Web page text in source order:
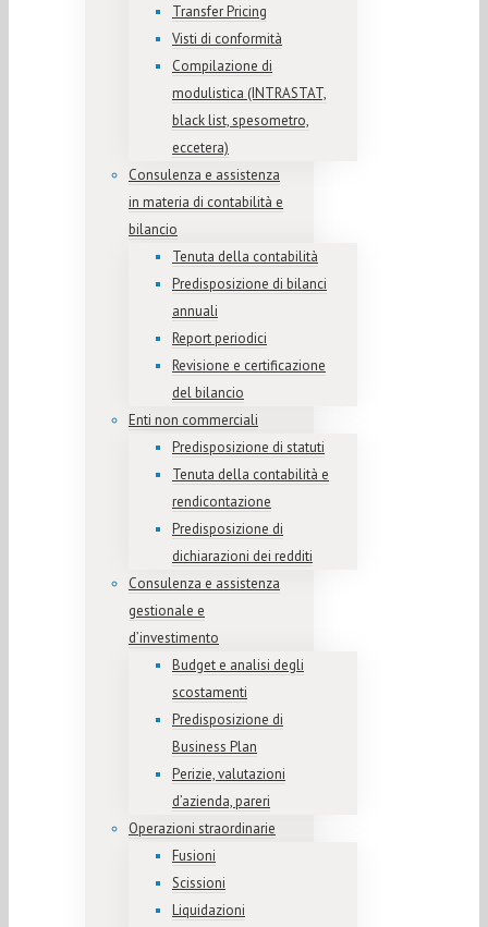
Transfer Pricing
Visti di conformità
Compilazione di
modulistica (INTRASTAT,
black list, spesometro,
eccetera)
Consulenza e assistenza
in materia di contabilità e
bilancio
Tenuta della contabilità
Predisposizione di bilanci
annuali
Report periodici
Revisione e certificazione
del bilancio
Enti non commerciali
Predisposizione di statuti
Tenuta della contabilità e
rendicontazione
Predisposizione di
dichiarazioni dei redditi
Consulenza e assistenza
gestionale e
d’investimento
Budget e analisi degli
scostamenti
Predisposizione di
Business Plan
Perizie, valutazioni
d’azienda, pareri
Operazioni straordinarie
Fusioni
Scissioni
Liquidazioni